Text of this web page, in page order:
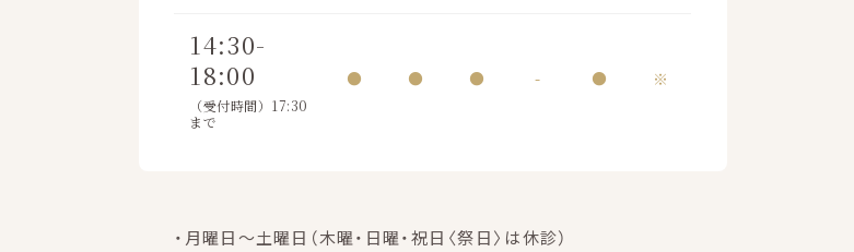
14:30-
18:00
（受付時間）17:30
まで
● ● ● - ● ※
・月曜日～土曜日（木曜・日曜・祝日〈祭日〉は休診）